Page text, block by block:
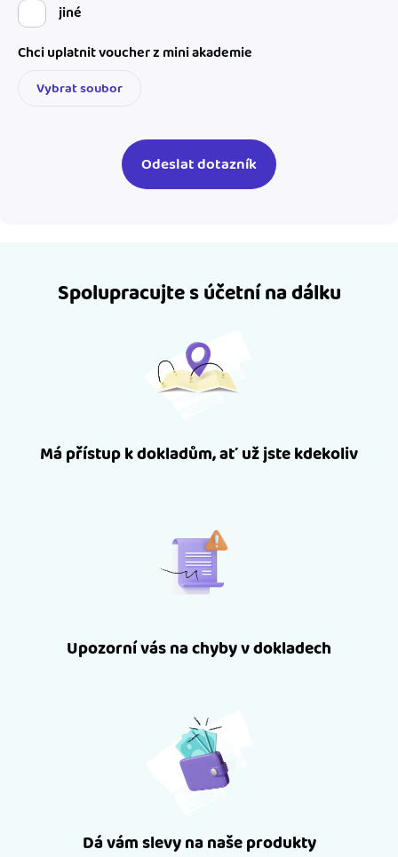
jiné
Chci uplatnit voucher z mini akademie
Vybrat soubor
Spolupracujte s účetní na dálku
Má přístup k dokladům, ať už jste kdekoliv
Upozorní vás na chyby v dokladech
Dá vám slevy na naše produkty